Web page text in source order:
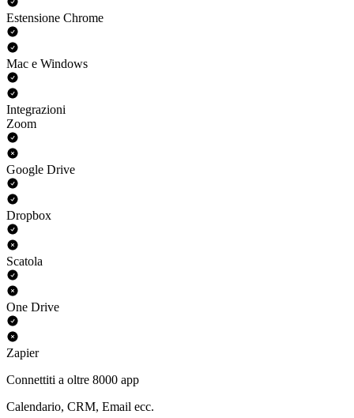
Estensione Chrome
Mac e Windows
Integrazioni
Zoom
Google Drive
Dropbox
Scatola
One Drive
Zapier
Connettiti a oltre 8000 app
Calendario, CRM, Email ecc.